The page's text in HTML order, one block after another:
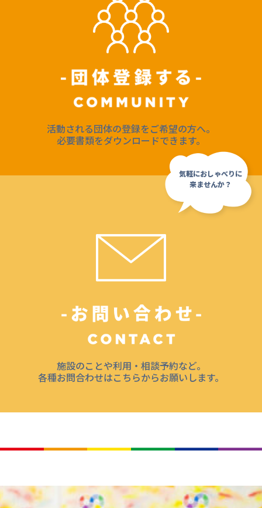
活動される団体の登録をご希望の方へ。
必要書類をダウンロードできます。
施設のことや利用・相談予約など。
各種お問合わせはこちらからお願いします。